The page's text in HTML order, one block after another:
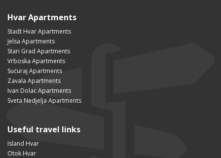
Hvar Apartments
Stadt Hvar Apartments
Jelsa Apartments
Stari Grad Apartments
Vrboska Apartments
Sućuraj Apartments
Zavala Apartments
Ivan Dolac Apartments
Sveta Nedjelja Apartments
Useful travel links
Island Hvar
Otok Hvar